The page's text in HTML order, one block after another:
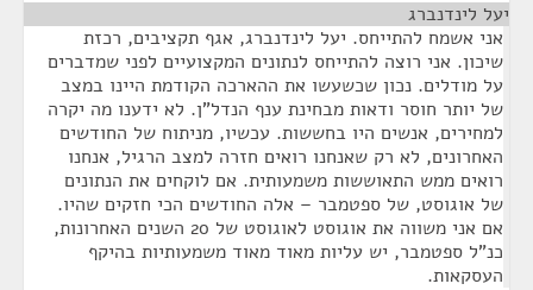
יעל לינדנברג
אני אשמח להתייחס. יעל לינדנברג, אגף תקציבים, רכזת
שיכון. אני רוצה להתייחס לנתונים המקצועיים לפני שמדברים
על מודלים. נכון שכשעשו את ההארכה הקודמת היינו במצב
של יותר חוסר ודאות מבחינת ענף הנדל"ן. לא ידענו מה יקרה
למחירים, אנשים היו בחששות. עכשיו, מניתוח של החודשים
האחרונים, לא רק שאנחנו רואים חזרה למצב הרגיל, אנחנו
רואים ממש התאוששות משמעותית. אם לוקחים את הנתונים
של אוגוסט, של ספטמבר – אלה החודשים הכי חזקים שהיו.
אם אני משווה את אוגוסט לאוגוסט של 20 השנים האחרונות,
כנ"ל ספטמבר, יש עליות מאוד מאוד משמעותיות בהיקף
העסקאות.